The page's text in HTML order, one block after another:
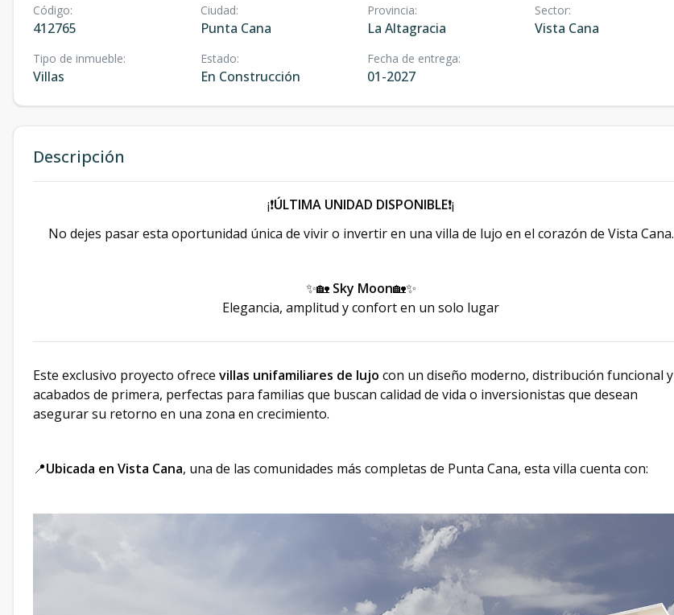
Código:
412765
Ciudad:
Punta Cana
Provincia:
La Altagracia
Sector:
Vista Cana
Tipo de inmueble:
Villas
Estado:
En Construcción
Fecha de entrega:
01-2027
Descripción
¡❗️ÚLTIMA UNIDAD DISPONIBLE❗️¡
No dejes pasar esta oportunidad única de vivir o invertir en una villa de lujo en el corazón de Vista Cana.
✨🏡 Sky Moon🏡✨
Elegancia, amplitud y confort en un solo lugar
Este exclusivo proyecto ofrece villas unifamiliares de lujo con un diseño moderno, distribución funcional y
acabados de primera, perfectas para familias que buscan calidad de vida o inversionistas que desean
asegurar su retorno en una zona en crecimiento.
📍Ubicada en Vista Cana, una de las comunidades más completas de Punta Cana, esta villa cuenta con: